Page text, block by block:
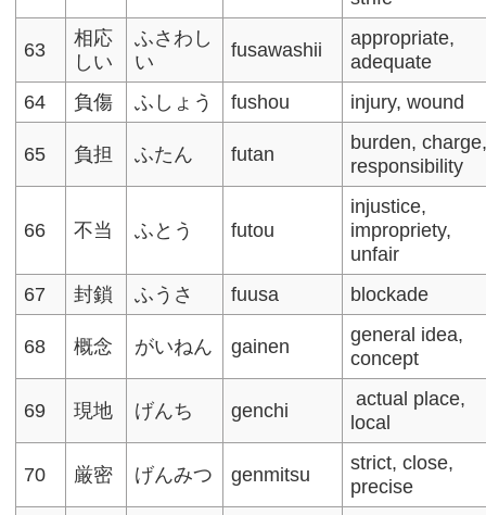
63
相応
しい
ふさわし
い
fusawashii
appropriate,
adequate
64
負傷 ふしょう fushou injury, wound​
65 負担 ふたん futan
burden,
responsibility​
66 不当 ふとう futou
injustice,
impropriety,
unfair
67
封鎖 ふうさ fuusa blockade
68 概念 がいねん gainen
general idea,
concept
69 現地 げんち genchi
actual place,
local
70 厳密 げんみつ genmitsu
strict, close,
precise